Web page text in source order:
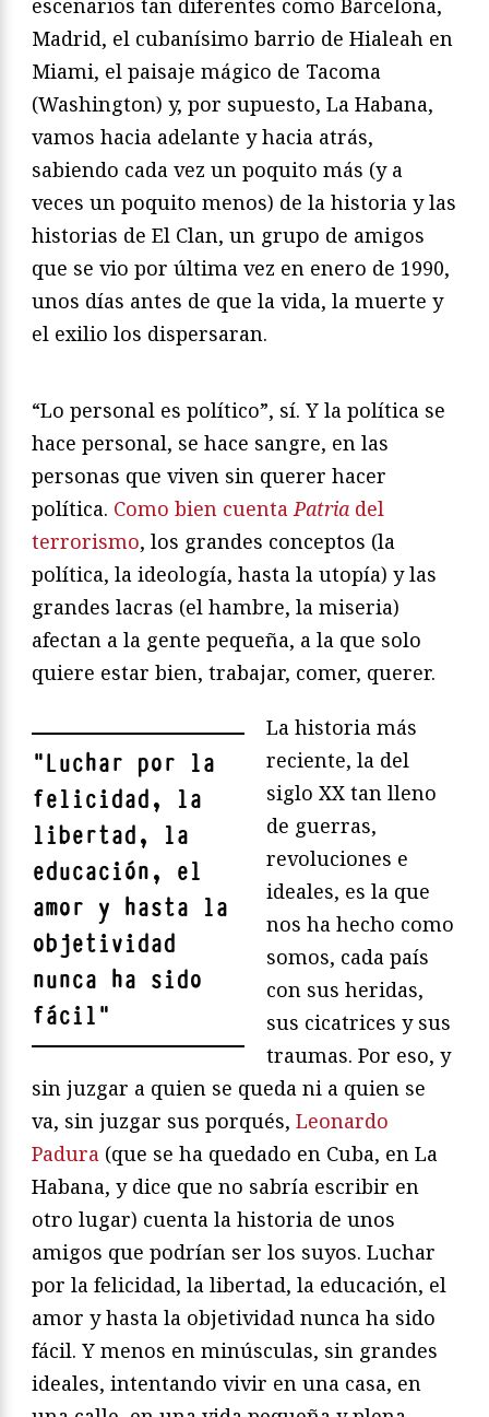
escenarios tan diferentes como Barcelona,
Madrid, el cubanísimo barrio de Hialeah en
Miami, el paisaje mágico de Tacoma
(Washington) y, por supuesto, La Habana,
vamos hacia adelante y hacia atrás,
sabiendo cada vez un poquito más (y a
veces un poquito menos) de la historia y las
historias de El Clan, un grupo de amigos
que se vio por última vez en enero de 1990,
unos días antes de que la vida, la muerte y
el exilio los dispersaran.
“Lo personal es político”, sí. Y la política se
hace personal, se hace sangre, en las
personas que viven sin querer hacer
política. Como bien cuentaPatria del
terrorismo, los grandes conceptos (la
política, la ideología, hasta la utopía) y las
grandes lacras (el hambre, la miseria)
afectan a la gente pequeña, a la que solo
quiere estar bien, trabajar, comer, querer.
"Luchar por la
felicidad, la
libertad, la
educación, el
amor y hasta la
objetividad
nunca ha sido
fácil"
La historia más
reciente, la del
siglo XX tan lleno
de guerras,
revoluciones e
ideales, es la que
nos ha hecho como
somos, cada país
con sus heridas,
sus cicatrices y sus
traumas. Por eso, y
sin juzgar a quien se queda ni a quien se
va, sin juzgar sus porqués, Leonardo
Padura (que se ha quedado en Cuba, en La
Habana, y dice que no sabría escribir en
otro lugar) cuenta la historia de unos
amigos que podrían ser los suyos. Luchar
por la felicidad, la libertad, la educación, el
amor y hasta la objetividad nunca ha sido
fácil. Y menos en minúsculas, sin grandes
ideales, intentando vivir en una casa, en